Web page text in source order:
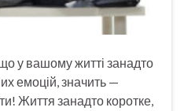
у вашому житті занадто
емоцій, значить —
Життя занадто коротке,